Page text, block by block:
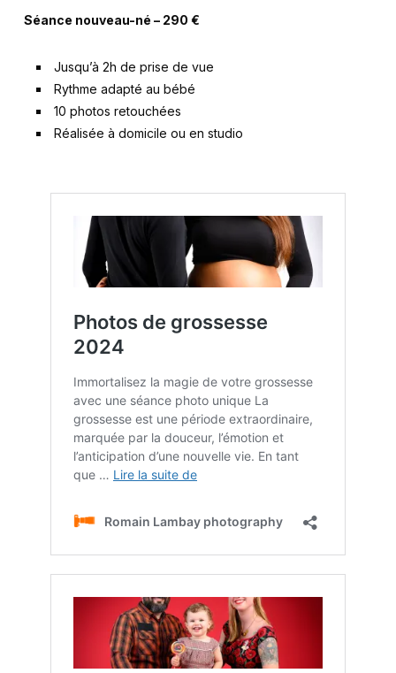
Séance nouveau-né – 290 €
Jusqu’à 2h de prise de vue
Rythme adapté au bébé
10 photos retouchées
Réalisée à domicile ou en studio